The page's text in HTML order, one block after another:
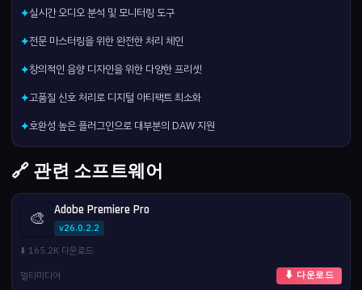
✦실시간 오디오 분석 및 모니터링 도구
✦전문 마스터링을 위한 완전한 처리 체인
✦창의적인 음향 디자인을 위한 다양한 프리셋
✦고품질 신호 처리로 디지털 아티팩트 최소화
✦호환성 높은 플러그인으로 대부분의 DAW 지원
🔗 관련 소프트웨어
🎨 Adobe Premiere Pro
v26.0.2.2
⬇️ 165.2K 다운로드
멀티미디어
⬇ 다운로드